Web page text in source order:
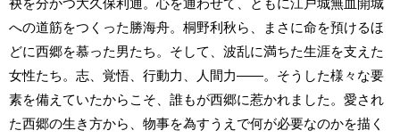
袂を分かつ大久保利通。心を通わせて、ともに江戸城無血開城
への道筋をつくった勝海舟。桐野利秋ら、まさに命を預けるほ
どに西郷を慕った男たち。そして、波乱に満ちた生涯を支えた
女性たち。志、覚悟、行動力、人間力――。そうした様々な要
素を備えていたからこそ、誰もが西郷に惹かれました。愛され
た西郷の生き方から、物事を為すうえで何が必要なのかを描く